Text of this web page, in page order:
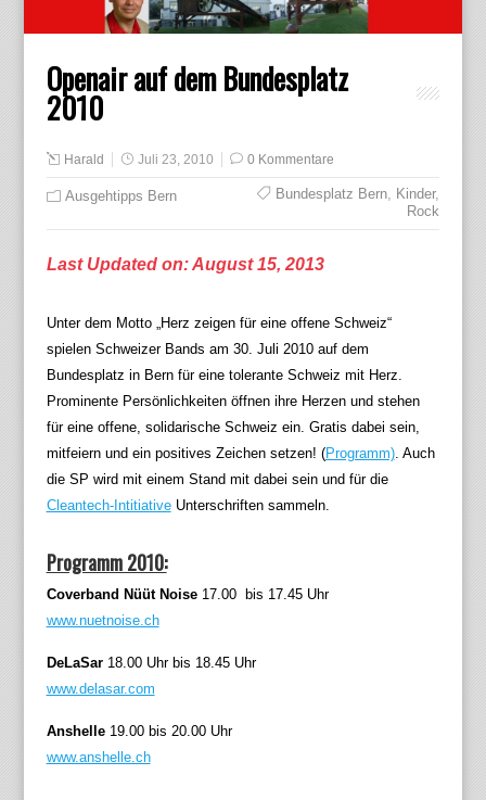
Openair auf dem Bundesplatz
2010
Harald Juli 23, 2010 0 Kommentare
Ausgehtipps Bern Bundesplatz Bern, Kinder,
Rock
Last Updated on: August 15, 2013
Unter dem Motto „Herz zeigen für eine offene Schweiz“
spielen Schweizer Bands am 30. Juli 2010 auf dem
Bundesplatz in Bern für eine tolerante Schweiz mit Herz.
Prominente Persönlichkeiten öffnen ihre Herzen und stehen
für eine offene, solidarische Schweiz ein. Gratis dabei sein,
mitfeiern und ein positives Zeichen ­setzen! (Programm). Auch
die SP wird mit einem Stand mit dabei sein und für die
Cleantech-IntitiativeUnterschriften sammeln.
Programm 2010:
Coverband Nüüt Noise 17.00 bis 17.45 Uhr
www.nuetnoise.ch
DeLaSar 18.00 Uhr bis 18.45 Uhr
www.delasar.com
Anshelle 19.00 bis 20.00 Uhr
www.anshelle.ch